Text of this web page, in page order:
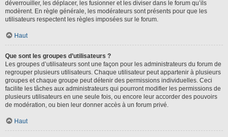
déverrouiller, les déplacer, les fusionner et les diviser dans le forum qu’ils
modèrent. En règle générale, les modérateurs sont présents pour que les
utilisateurs respectent les règles imposées sur le forum.
Haut
Que sont les groupes d’utilisateurs ?
Les groupes d’utilisateurs sont une façon pour les administrateurs du forum de
regrouper plusieurs utilisateurs. Chaque utilisateur peut appartenir à plusieurs
groupes et chaque groupe peut détenir des permissions individuelles. Ceci
facilite les tâches aux administrateurs qui pourront modifier les permissions de
plusieurs utilisateurs en une seule fois, ou encore leur accorder des pouvoirs
de modération, ou bien leur donner accès à un forum privé.
Haut